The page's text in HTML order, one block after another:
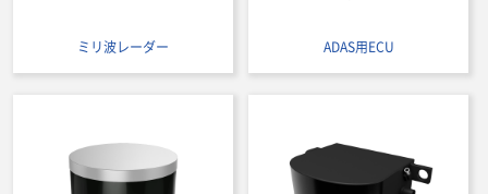
ミリ波レーダー ADAS用ECU